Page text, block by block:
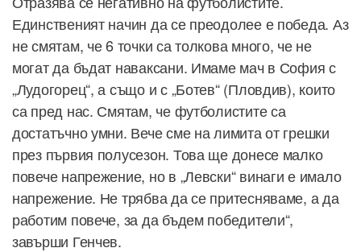
Единственият начин да се преодолее е победа. Аз
не смятам, че 6 точки са толкова много, че не
могат да бъдат наваксани. Имаме мач в София с
„Лудогорец“, а също и с „Ботев“ (Пловдив), които
са пред нас. Смятам, че футболистите са
достатъчно умни. Вече сме на лимита от грешки
през първия полусезон. Това ще донесе малко
повече напрежение, но в „Левски“ винаги е имало
напрежение. Не трябва да се притесняваме, а да
работим повече, за да бъдем победители“,
завърши Генчев.